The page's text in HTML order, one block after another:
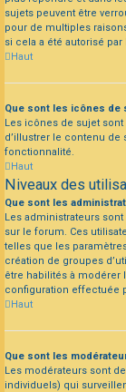
sujets peuvent être
pour de multiples
si cela a été autorisé
Haut
Que sont les icônes de
Les icônes de sujet
d’illustrer le contenu de
fonctionnalité.
Haut
Niveaux des
Que sont les
Les administrateurs
sur le forum. Ces
telles que les
création de groupes
être habilités à modérer
configuration effectuée
Haut
Que sont les
Les modérateurs sont
individuels) qui